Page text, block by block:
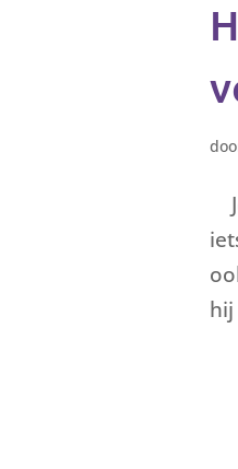
hij